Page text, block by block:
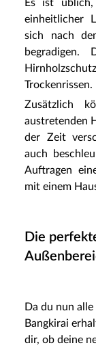
Es ist
einheitlicher
sich nach
begradigen.
Trockenrissen.
Zusätzlich
austretenden
der Zeit
auch
Auftragen
mit einem
Die
Da du nun
Bangkirai
dir, ob deine